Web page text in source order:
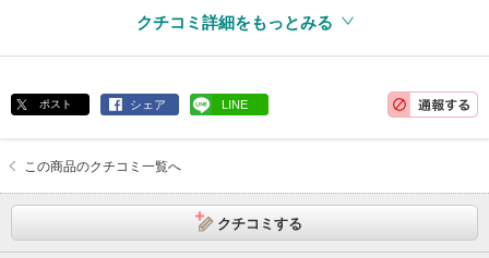
クチコミ詳細をもっとみる
ポスト シェア LINE
この商品のクチコミ一覧へ
クチコミする